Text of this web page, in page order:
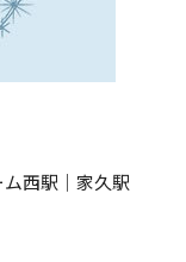
西駅 家久駅